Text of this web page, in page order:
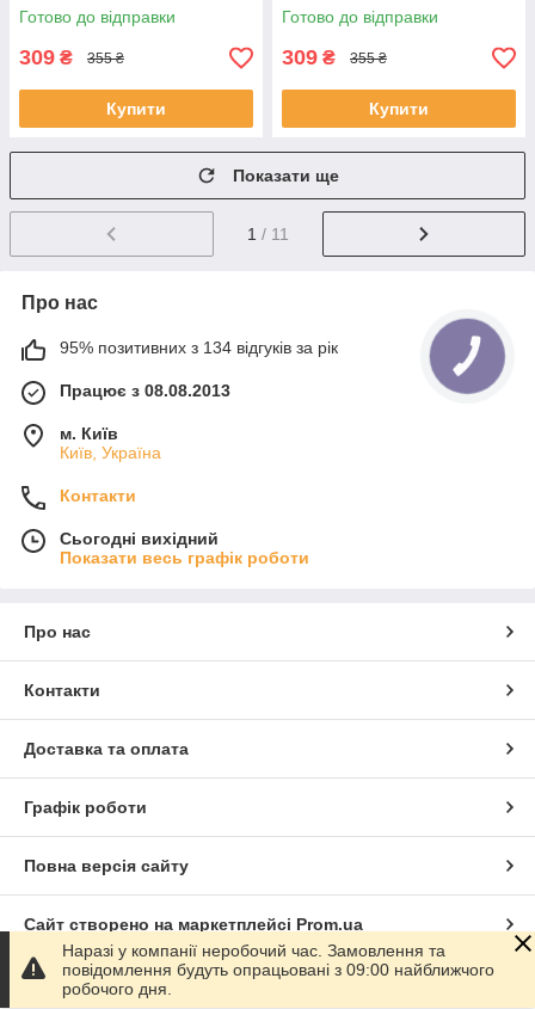
Готово до відправки
309 ₴ 355 ₴
Купити
Готово до відправки
309 ₴ 355 ₴
Купити
Показати ще
1 / 11
Про нас
95% позитивних з 134 відгуків за рік
Працює з 08.08.2013
м. Київ
Київ, Україна
Контакти
Сьогодні вихідний
Показати весь графік роботи
Про нас
Контакти
Доставка та оплата
Графік роботи
Повна версія сайту
Сайт створено на маркетплейсі Prom.ua
Політика конфіденційності
Наразі у компанії неробочий час. Замовлення та
повідомлення будуть опрацьовані з 09:00 найближчого
робочого дня.